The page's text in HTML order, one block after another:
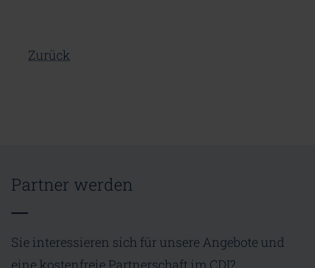
Zurück
Partner werden
Sie interessieren sich für unsere Angebote und
eine kostenfreie Partnerschaft im CDI?